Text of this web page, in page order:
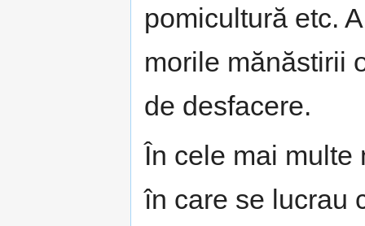
pomicultură etc.
morile mănăstirii
de desfacere.
În cele mai multe
în care se lucrau